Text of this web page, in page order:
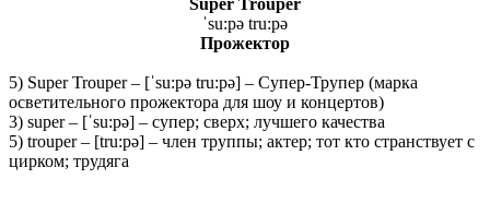
ˈsu:pə tru:pə
Прожектор
5) Super Trouper – [ˈsu:pə tru:pə] – Супер-Трупер (марка
осветительного прожектора для шоу и концертов)
3) super – [ˈsu:pə] – супер; сверх; лучшего качества
5) trouper – [tru:pə] – член труппы; актер; тот кто странствует с
цирком; трудяга